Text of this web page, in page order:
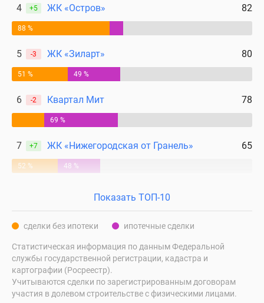
4 +5 ЖК «Остров» 82
88 %
5 -3 ЖК «Зиларт» 80
51 % 49 %
6 -2 Квартал Мит 78
69 %
7 +7 ЖК «Нижегородская от Гранель» 65
52 % 48 %
Показать ТОП-10
сделки без ипотеки ипотечные сделки
Статистическая информация по данным Федеральной
службы государственной регистрации, кадастра и
картографии (Росреестр).
Учитываются сделки по зарегистрированным договорам
участия в долевом строительстве с физическими лицами.